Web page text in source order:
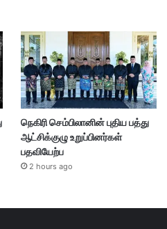
நெகிரி செம்பிலானின் புதிய பத்து
ஆட்சிக்குழு உறுப்பினர்கள்
பதவியேற்ப
2 hours ago